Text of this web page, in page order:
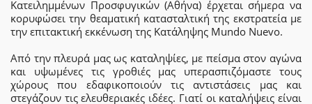
Κατειλημμένων Προσφυγικών (Αθήνα) έρχεται σήμερα να
κορυφώσει την θεαματική κατασταλτική της εκστρατεία με
την επιτακτική εκκένωση της Κατάληψης Mundo Nuevo.
Από την πλευρά μας ως καταληψίες, με πείσμα στον αγώνα
και υψωμένες τις γροθιές μας υπερασπιζόμαστε τους
χώρους που εδαφικοποιούν τις αντιστάσεις μας και
στεγάζουν τις ελευθεριακές ιδέες. Γιατί οι καταλήψεις είναι